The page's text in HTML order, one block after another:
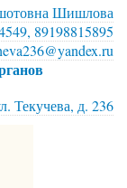
Шишлова
89198815895
Текучева, д. 236